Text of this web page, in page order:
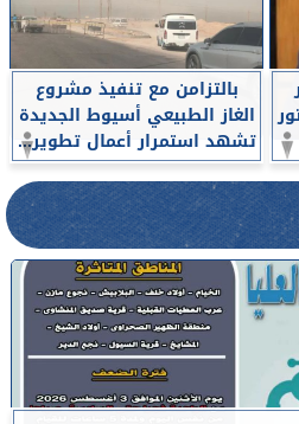
بالتزامن مع تنفيذ مشروع
الغاز الطبيعي أسيوط الجديدة
تشهد استمرار أعمال تطوير...